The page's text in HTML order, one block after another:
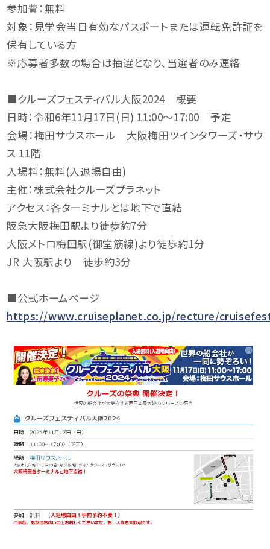
参加費：無料
対象：見学会当日有効なパスポートまたは運転免許証を
保有している方
※応募者多数の場合は抽選となり、当選者のみ連絡
■クルーズフェスティバル大阪2024 概要
日時：令和6年11月17日(日) 11:00～17:00 予定
会場：梅田サウスホール 大阪梅田ツインタワーズ・サウ
ス 11階
入場料：無料(入退場自由)
主催：株式会社クルーズプラネット
アクセス：各ターミナルとは地下で直結
阪急大阪梅田駅より徒歩約7分
大阪メトロ梅田駅(御堂筋線)より徒歩約1分
JR 大阪駅より 徒歩約3分
■公式ホームページ
https://www.cruiseplanet.co.jp/recture/